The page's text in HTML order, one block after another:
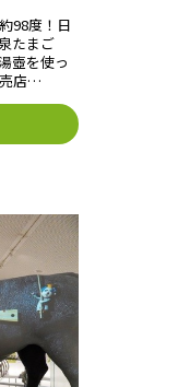
98度！日
たまご
壺を使っ
店…